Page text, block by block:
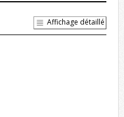
Affichage détaillé